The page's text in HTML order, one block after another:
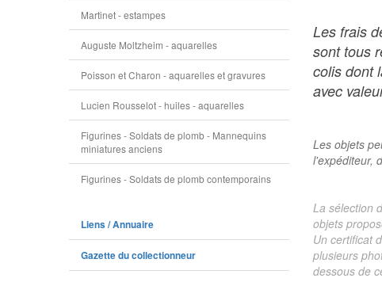
Martinet - estampes
Auguste Moltzheim - aquarelles
Poisson et Charon - aquarelles et gravures
Lucien Rousselot - huiles - aquarelles
Figurines - Soldats de plomb - Mannequins
miniatures anciens
Figurines - Soldats de plomb contemporains
Liens / Annuaire
Gazette du collectionneur
Les frais
sont tous
colis dont
avec
Les objets
l'expéditeur,
La sélection
objets
Un certificat
plusieurs
dessous de